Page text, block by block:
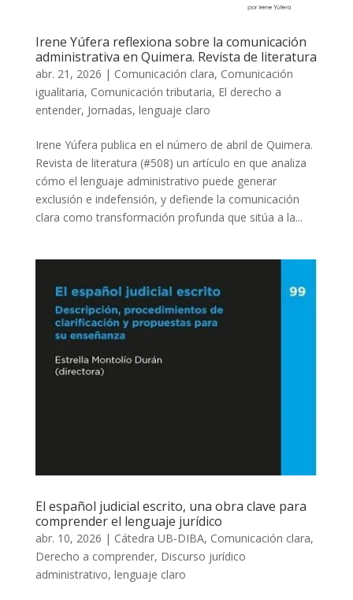
Irene Yúfera reflexiona sobre la comunicación
administrativa en Quimera. Revista de literatura
abr. 21, 2026 | Comunicación clara, Comunicación
igualitaria, Comunicación tributaria, El derecho a
entender, Jornadas, lenguaje claro
Irene Yúfera publica en el número de abril de Quimera.
Revista de literatura (#508) un artículo en que analiza
cómo el lenguaje administrativo puede generar
exclusión e indefensión, y defiende la comunicación
clara como transformación profunda que sitúa a la...
El español judicial escrito, una obra clave para
comprender el lenguaje jurídico
abr. 10, 2026 | Cátedra UB-DIBA, Comunicación clara,
Derecho a comprender, Discurso jurídico
administrativo, lenguaje claro